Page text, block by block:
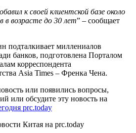
к своей клиентской базе около
в возрасте до 30 лет” – сообщает
подталкивает миллениалов
банков, подготовлена Порталом
корреспондента
Asia Times – Френка Чена.
или появились вопросы,
или обсудите эту новость на